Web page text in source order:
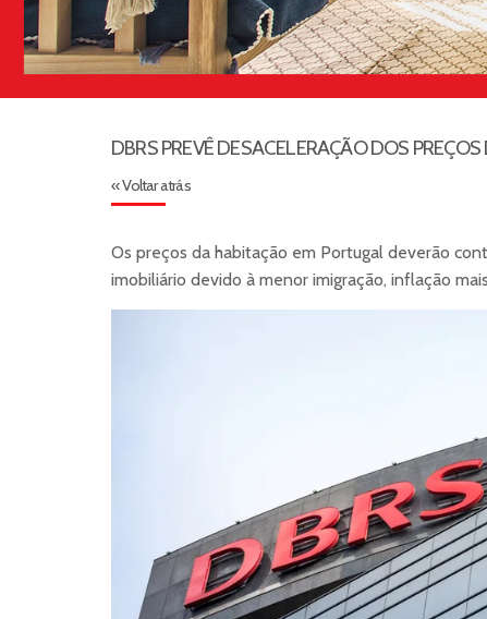
DBRS PREVÊ DESACELERAÇÃO DOS
« Voltar atrás
Os preços da habitação em Portugal deverão
imobiliário devido à menor imigração, inflação